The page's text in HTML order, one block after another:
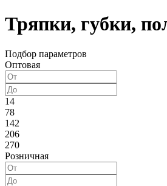
Тряпки, губки,
Подбор параметров
Оптовая
14
78
142
206
270
Розничная